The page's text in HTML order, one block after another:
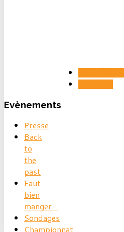
Evènements
Presse
Back
to
the
past
Faut
bien
manger...
Sondages
Championnat